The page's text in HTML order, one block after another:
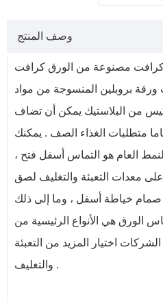
وصف المنتج
كرافت مصنوعة من الورق كرافت
ورقة بروبلين المنسوجة من مواد
من البلاستيك يمكن أن تضاف
متطلبات الغذاء الصف . يمكنك
العام هو التماس أسفل فتح ،
معدات التعبئة والتغليف لصق
خياطة أسفل ، وما إلى ذلك
الورق هي الأنواع الرئيسية من
اختيار المزيد من التعبئة
والتغليف .